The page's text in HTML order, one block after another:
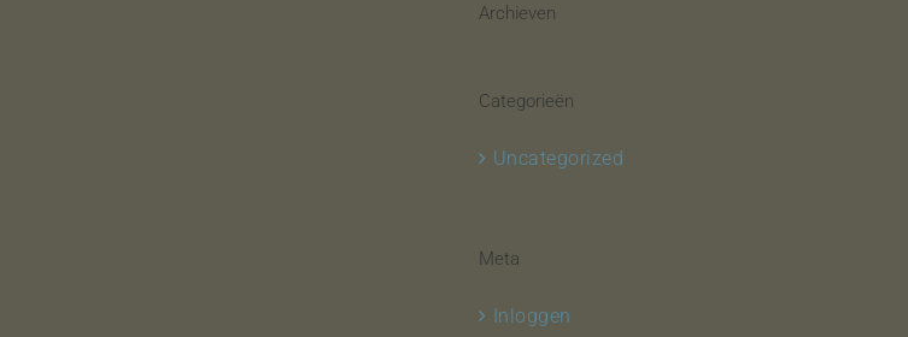
Archieven
Categorieën
Uncategorized
Meta
Inloggen